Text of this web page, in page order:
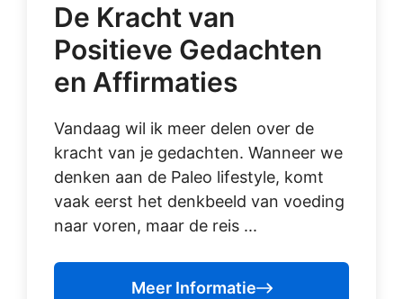
De Kracht van
Positieve Gedachten
en Affirmaties
Vandaag wil ik meer delen over de
kracht van je gedachten. Wanneer we
denken aan de Paleo lifestyle, komt
vaak eerst het denkbeeld van voeding
naar voren, maar de reis ...
Meer Informatie